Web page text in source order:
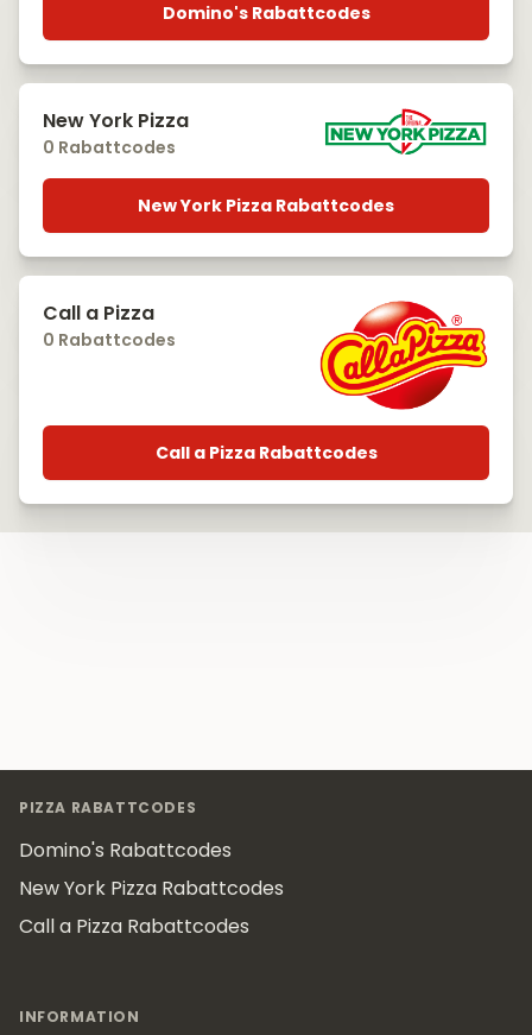
Domino's Rabattcodes
New York Pizza
0 Rabattcodes
New York Pizza Rabattcodes
Call a Pizza
0 Rabattcodes
Call a Pizza Rabattcodes
PIZZA RABATTCODES
Domino's Rabattcodes
New York Pizza Rabattcodes
Call a Pizza Rabattcodes
INFORMATION